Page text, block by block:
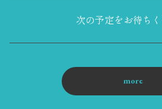
次の予定をお待ち
more